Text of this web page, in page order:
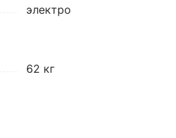
электро
62 кг